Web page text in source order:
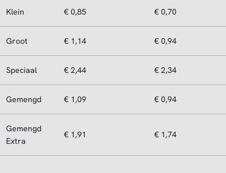
Klein € 0,85 € 0,70
Groot € 1,14 € 0,94
Speciaal € 2,44 € 2,34
Gemengd € 1,09 € 0,94
Gemengd
Extra
€ 1,91 € 1,74